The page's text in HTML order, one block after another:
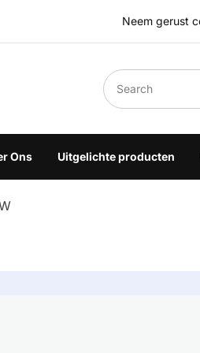
Neem gerust
& Industriële Weegoplossingen
Ons Uitgelichte producten